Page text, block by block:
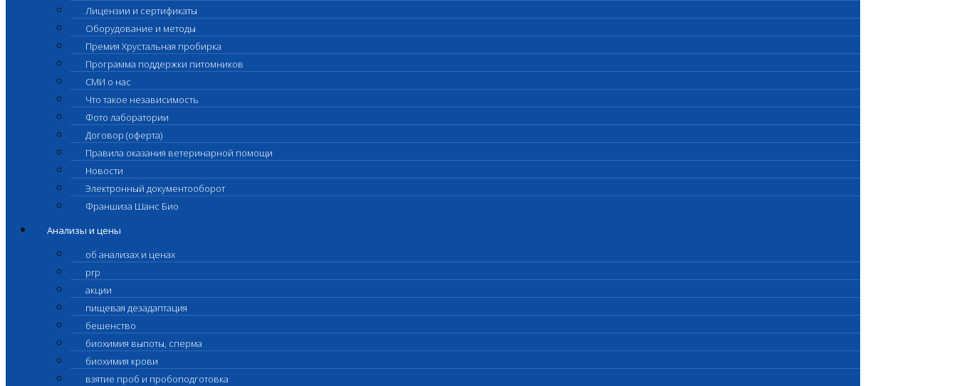
Лицензии и сертификаты
Оборудование и методы
Премия Хрустальная пробирка
Программа поддержки питомников
СМИ о нас
Что такое независимость
Фото лаборатории
Договор (оферта)
Правила оказания ветеринарной помощи
Новости
Электронный документооборот
Франшиза Шанс Био
Анализы и цены
об анализах и ценах
prp
акции
пищевая дезадаптация
бешенство
биохимия выпоты, сперма
биохимия крови
взятие проб и пробоподготовка